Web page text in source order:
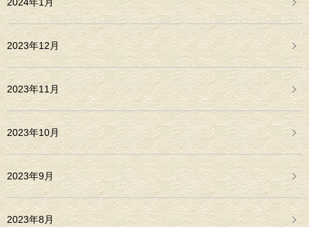
2024年1月
2023年12月
2023年11月
2023年10月
2023年9月
2023年8月